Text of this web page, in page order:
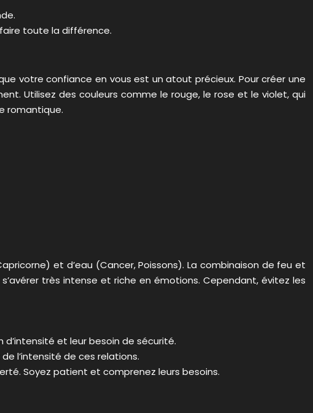
toute la différence.
votre confiance en vous est un atout précieux. Pour créer une
Utilisez des couleurs comme le rouge, le rose et le violet, qui
romantique.
et d’eau (Cancer, Poissons). La combinaison de feu et
très intense et riche en émotions. Cependant, évitez les
et leur besoin de sécurité.
l’intensité de ces relations.
Soyez patient et comprenez leurs besoins.